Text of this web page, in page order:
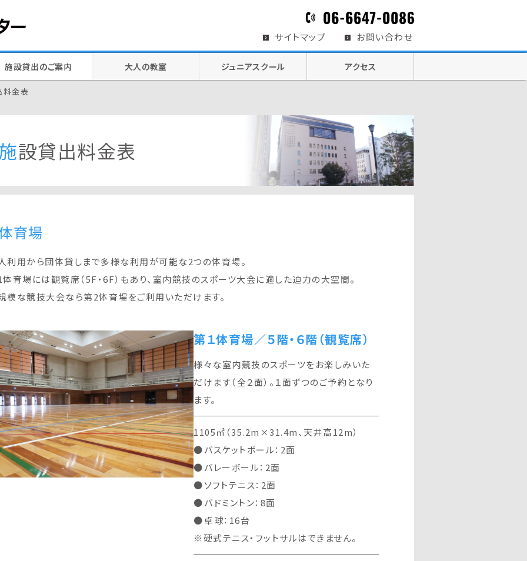
サイトマップ お問い合わせ
施設貸出のご案内 大人の教室 ジュニアスクール アクセス
料金表
施設貸出料金表
育場
利用から団体貸しまで多様な利用が可能な2つの体育場。
育場には観覧席（5F・6F）もあり、室内競技のスポーツ大会に適した迫力の大空間。
模な競技大会なら第2体育場をご利用いただけます。
第１体育場／５階・６階（観覧席）
様々な室内競技のスポーツをお楽しみいた
だけます（全２面）。１面ずつのご予約となり
ます。
1105㎡（35.2m×31.4m、天井高12m）
バスケットボール：2面
バレーボール：2面
ソフトテニス：2面
バドミントン：8面
卓球：16台
※硬式テニス・フットサルはできません。